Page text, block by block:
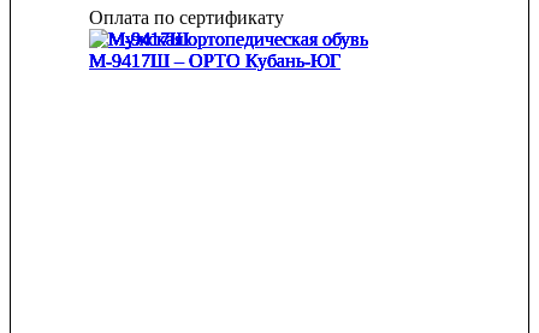
Оплата по сертификату